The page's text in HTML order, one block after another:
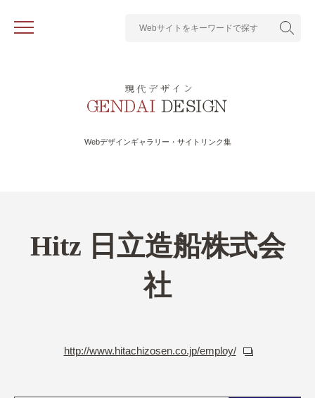
Webデザインギャラリー・サイトリンク集
Hitz 日立造船株式会
社
http://www.hitachizosen.co.jp/employ/